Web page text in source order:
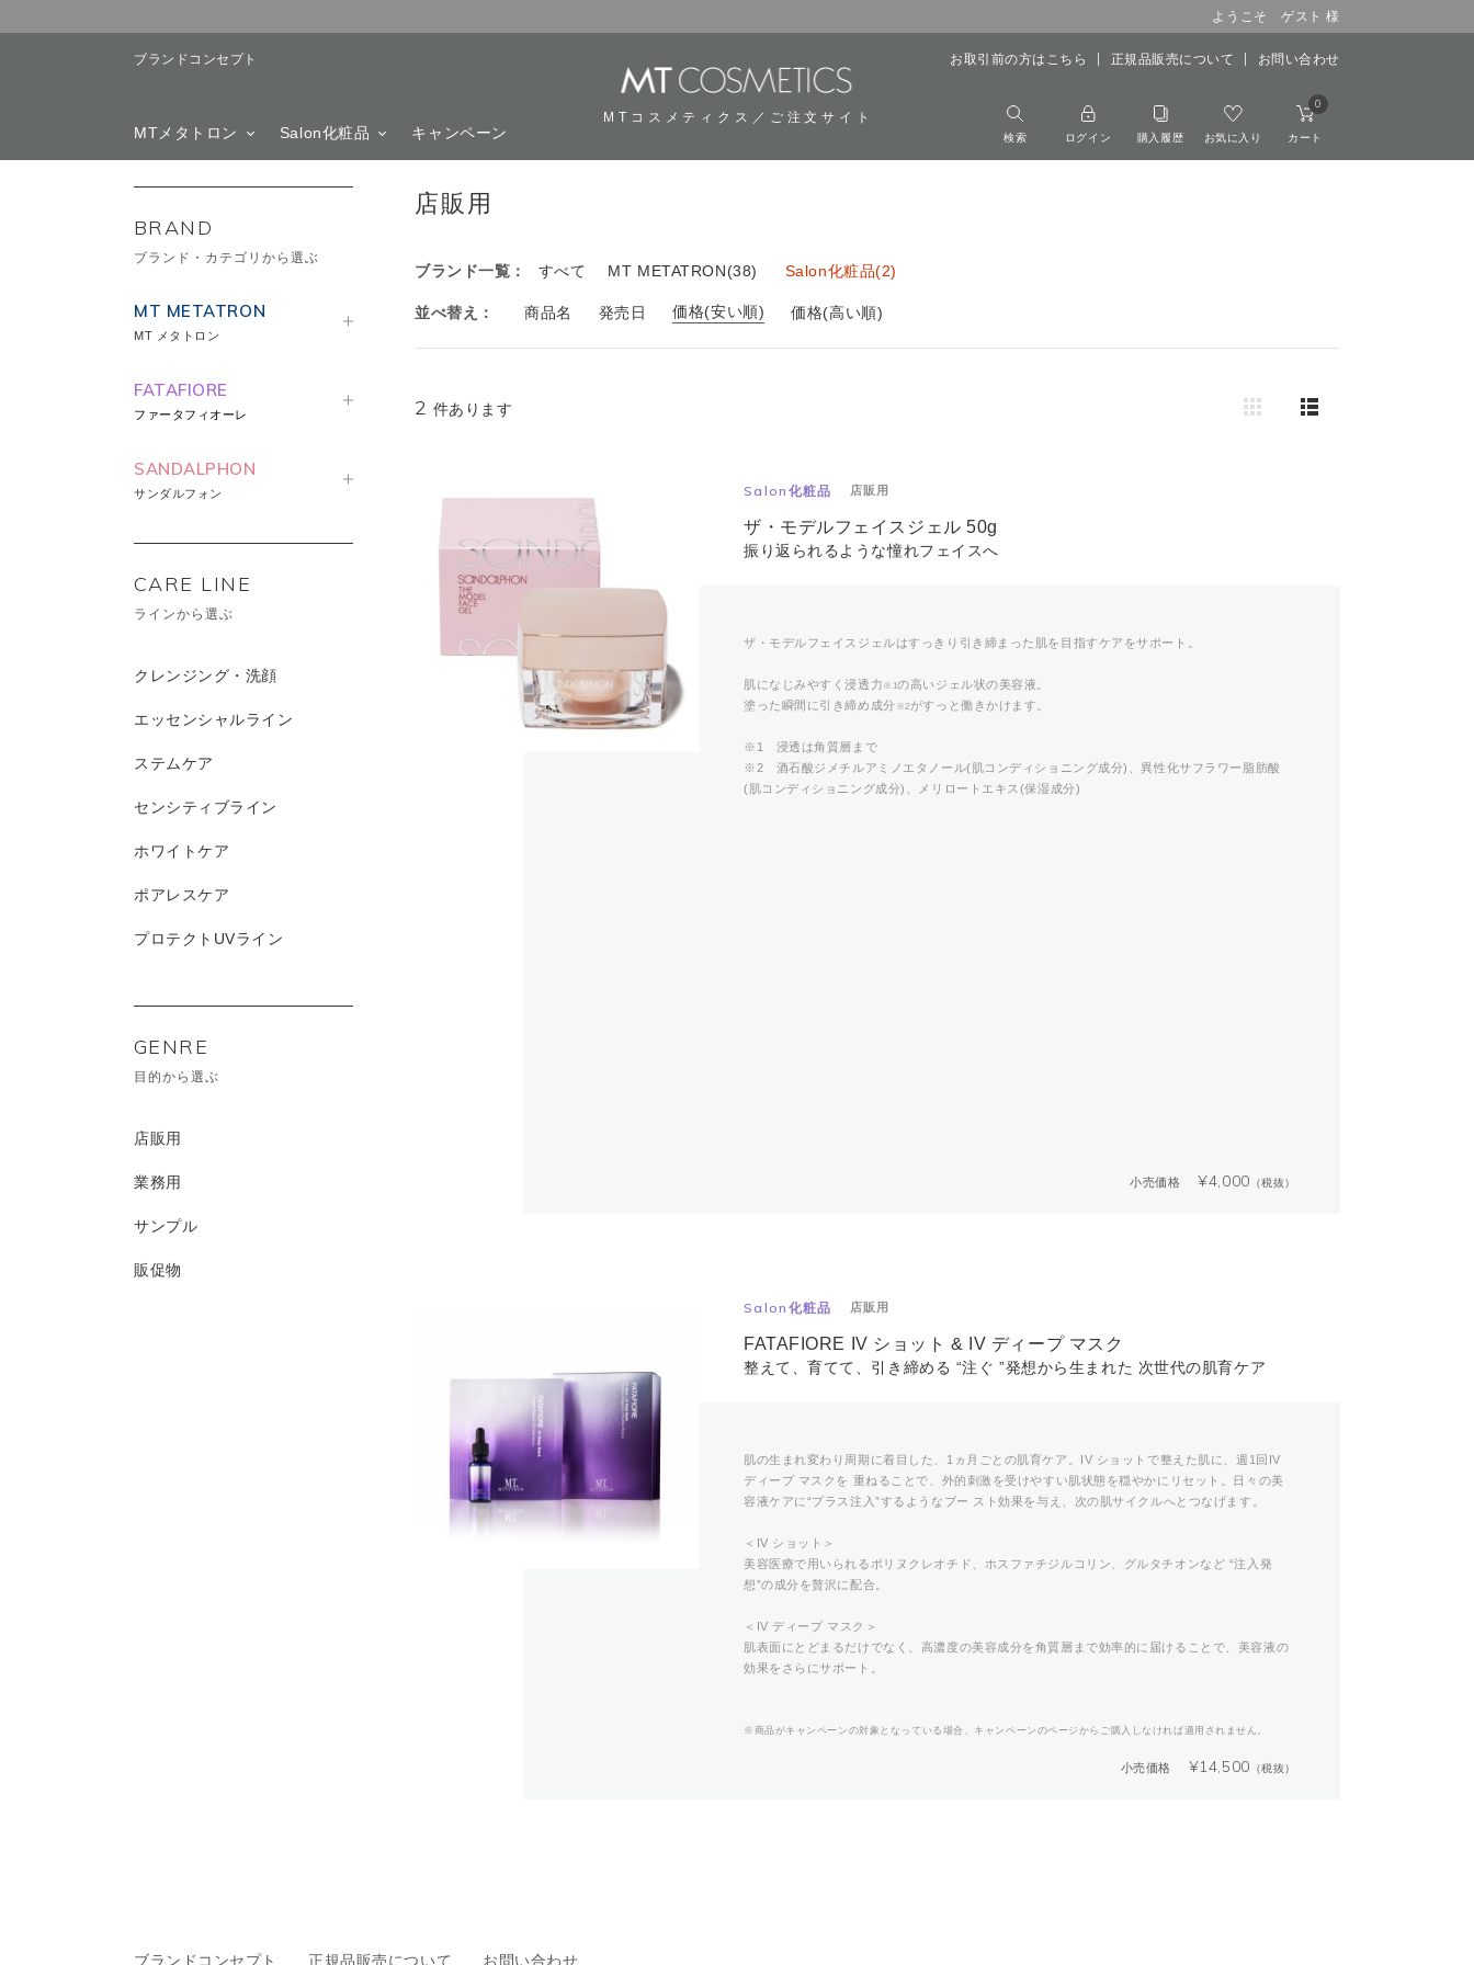
ようこそ ゲスト 様
MTコスメティクス／ご注文サイト
ブランドコンセプト お取引前の方はこちら 正規品販売について お問い合わせ
MTメタトロン Salon化粧品 キャンペーン 検索 ログイン 購入履歴 お気に入り カート
0
店販用
ブランド一覧： すべて MT METATRON(38) Salon化粧品(2)
並べ替え： 商品名 発売日 価格(安い順) 価格(高い順)
2 件あります
Salon化粧品 店販用
ザ・モデルフェイスジェル 50g
振り返られるような憧れフェイスへ
ザ・モデルフェイスジェルはすっきり引き締まった肌を目指すケアをサポート。
肌になじみやすく浸透力 ※1の高いジェル状の美容液。
塗った瞬間に引き締め成分 ※2 がすっと働きかけます。
※1 浸透は角質層まで
※2 酒石酸ジメチルアミノエタノール(肌コンディショニング成分)、異性化サフラワー脂肪酸
(肌コンディショニング成分)、メリロートエキス(保湿成分)
小売価格 ¥4,000 （税抜）
Salon化粧品 店販用
FATAFIORE IV ショット & IV ディープ マスク
整えて、育てて、引き締める “注ぐ ”発想から生まれた 次世代の肌育ケア
肌の生まれ変わり周期に着目した、1ヵ月ごとの肌育ケア。IV ショットで整えた肌に、週1回IV
ディープ マスクを 重ねることで、外的刺激を受けやすい肌状態を穏やかにリセット。日々の美
容液ケアに“プラス注入”するようなブー スト効果を与え、次の肌サイクルへとつなげます。
＜IV ショット＞
美容医療で用いられるポリヌクレオチド、ホスファチジルコリン、グルタチオンなど “注入発
想”の成分を贅沢に配合。
＜IV ディープ マスク＞
肌表面にとどまるだけでなく、高濃度の美容成分を角質層まで効率的に届けることで、美容液の
効果をさらにサポート。
※商品がキャンペーンの対象となっている場合、キャンペーンのページからご購入しなければ適用されません。
小売価格 ¥14,500 （税抜）
BRAND
ブランド・カテゴリから選ぶ
MT METATRON
MT メタトロン
FATAFIORE
ファータフィオーレ
SANDALPHON
サンダルフォン
CARE LINE
ラインから選ぶ
クレンジング・洗顔
エッセンシャルライン
ステムケア
センシティブライン
ホワイトケア
ポアレスケア
プロテクトUVライン
GENRE
目的から選ぶ
店販用
業務用
サンプル
販促物
ブランドコンセプト 正規品販売について お問い合わせ